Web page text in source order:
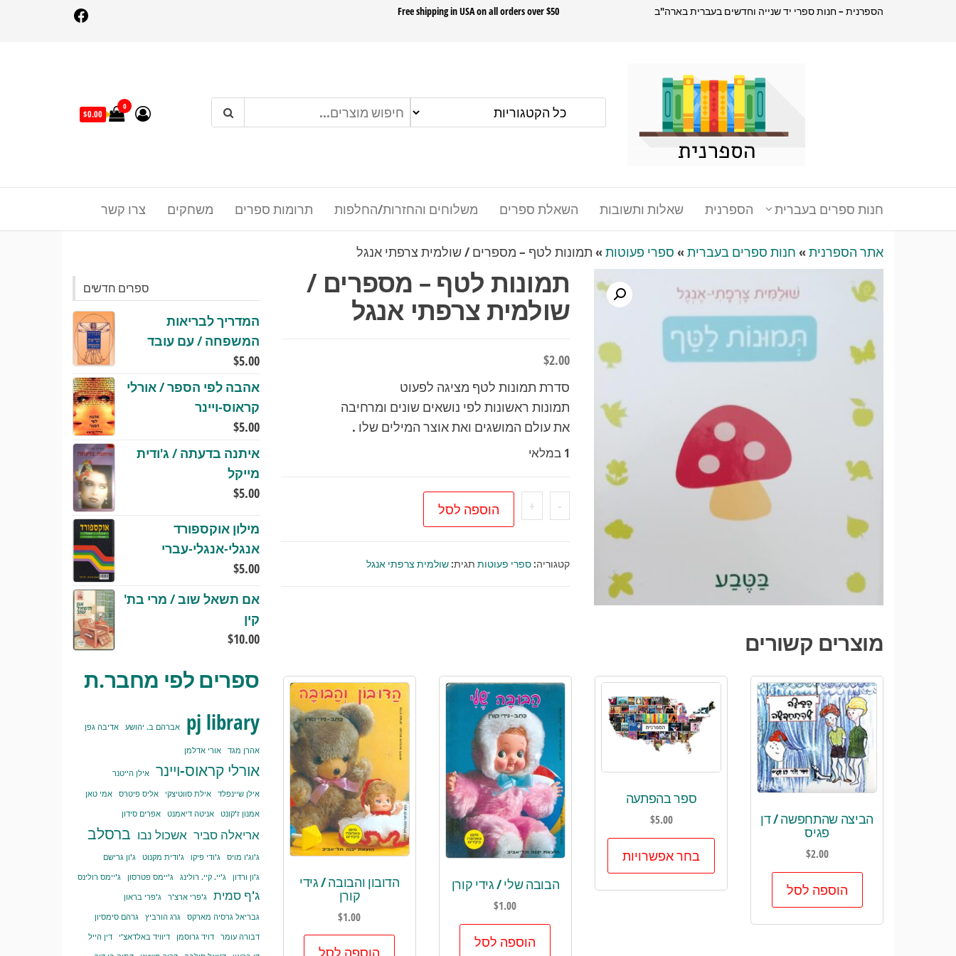
הספרנית – חנות ספרי יד שנייה וחדשים בעברית בארה"ב Free shipping in USA on all orders over $50
הספרנית
0
$0.00
צרו קשר משחקים תרומות ספרים משלוחים והחזרות/החלפות השאלת ספרים שאלות ותשובות הספרנית חנות ספרים בעברית
אתר הספרנית » חנות ספרים בעברית » ספרי פעוטות » תמונות לטף – מספרים / שולמית צרפתי אנגל
תמונות לטף – מספרים /
שולמית צרפתי אנגל
$2.00
סדרת תמונות לטף מציגה לפעוט
תמונות ראשונות לפי נושאים שונים ומרחיבה
את עולם המושגים ואת אוצר המילים שלו .
1 במלאי
-
כמות
של
לטף
אנגל
+ הוספה לסל
קטגוריה:ספרי פעוטות תגית:שולמית צרפתי אנגל
מוצרים קשורים
הביצה שהתחפשה / דן
פגיס
$2.00
הוספה לסל
ספר בהפתעה
$5.00
בחר אפשרויות
למוצר
הבובה שלי / גידי קורן
$1.00
הוספה לסל
הדובון והבובה / גידי
קורן
$1.00
ספרים חדשים
המדריך לבריאות
המשפחה / עם עובד
$5.00
אהבה לפי הספר / אורלי
קראוס-ויינר
$5.00
איתנה בדעתה / ג'ודית
מייקל
$5.00
מילון אוקספורד
אנגלי-אנגלי-עברי
$5.00
אם תשאל שוב / מרי בת'
קין
$10.00
ספרים לפי מחבר.ת
pj library אברהם ב. יהושע אדיבה גפן
אהרן מגד אורי אדלמן
אורלי קראוס-ויינר אילן הייטנר
אילן שיינפלד אילת סווטיצקי אליס פיטרס
אמי טאן
אמנון ז'קונט
אניטה דיאמנט אפרים סידון
אריאלה סביר אשכול נבו ברסלב
ג'וג'ו מויס ג'ודי פיקו ג'ודית מקנוט
ג'ון גרישם
ג'ון ורדון
ג'יי. קיי. רולינג ג'יימס פטרסון ג'יימס רולינס
ג'ף סמית ג'פרי ארצ'ר
ג'פרי בראון
גבריאל גרסיה מארקס
גרג הורביץ
גרהם סימסיון
דבורה עומר
דויד גרוסמן דיוויד באלדאצ'י
דין הייל